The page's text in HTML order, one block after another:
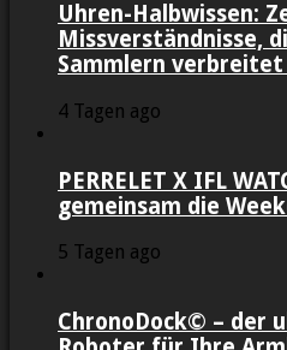
Uhren-Halbwissen:
Missverständnisse,
Sammlern verbreitet
4 Tagen ago
PERRELET X IFL
gemeinsam die
5 Tagen ago
ChronoDock© – der